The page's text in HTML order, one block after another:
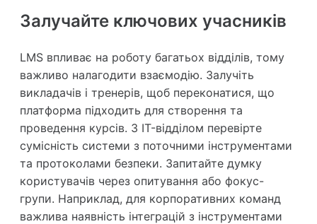
Залучайте ключових учасників
LMS впливає на роботу багатьох відділів, тому
важливо налагодити взаємодію. Залучіть
викладачів і тренерів, щоб переконатися, що
платформа підходить для створення та
проведення курсів. З IT-відділом перевірте
сумісність системи з поточними інструментами
та протоколами безпеки. Запитайте думку
користувачів через опитування або фокус-
групи. Наприклад, для корпоративних команд
важлива наявність інтеграцій з інструментами